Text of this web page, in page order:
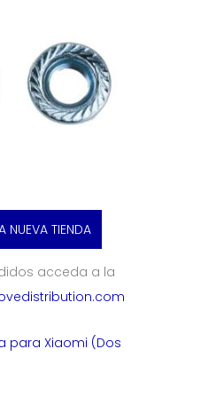
NUEVA TIENDA
acceda a la
para Xiaomi (Dos